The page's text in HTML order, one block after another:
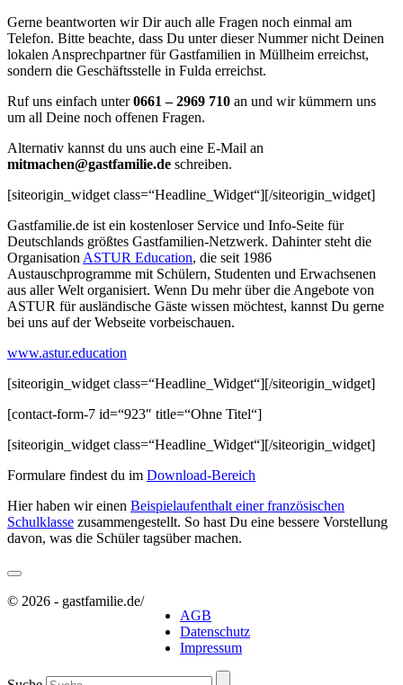
Gerne beantworten wir Dir auch alle Fragen noch einmal am
Telefon. Bitte beachte, dass Du unter dieser Nummer nicht Deinen
lokalen Ansprechpartner für Gastfamilien in Müllheim erreichst,
sondern die Geschäftsstelle in Fulda erreichst.
Ruf uns einfach unter0661 – 2969 710 an und wir kümmern uns
um all Deine noch offenen Fragen.
Alternativ kannst du uns auch eine E-Mail an
mitmachen@gastfamilie.de schreiben.
[siteorigin_widget class=“Headline_Widget“][/siteorigin_widget]
Gastfamilie.de ist ein kostenloser Service und Info-Seite für
Deutschlands größtes Gastfamilien-Netzwerk. Dahinter steht die
Organisation ASTUR Education, die seit 1986
Austauschprogramme mit Schülern, Studenten und Erwachsenen
aus aller Welt organisiert. Wenn Du mehr über die Angebote von
ASTUR für ausländische Gäste wissen möchtest, kannst Du gerne
bei uns auf der Webseite vorbeischauen.
www.astur.education
[siteorigin_widget class=“Headline_Widget“][/siteorigin_widget]
[contact-form-7 id=“923″ title=“Ohne Titel“]
[siteorigin_widget class=“Headline_Widget“][/siteorigin_widget]
Formulare findest du im Download-Bereich
Hier haben wir einen Beispielaufenthalt einer französischen
Schulklasse zusammengestellt. So hast Du eine bessere Vorstellung
davon, was die Schüler tagsüber machen.
© 2026 - gastfamilie.de/
AGB
Datenschutz
Impressum